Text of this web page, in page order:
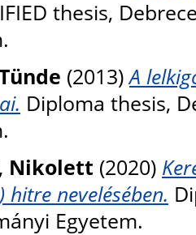
thesis,
(2013)A
Diploma thesis,
Nikolett (2020)
hitre nevelésében.
Egyetem.